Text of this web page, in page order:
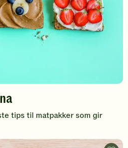
tips til matpakker som gir